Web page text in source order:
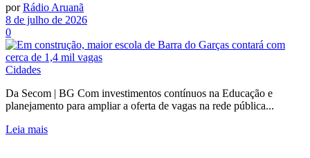
por Rádio Aruanã
8 de julho de 2026
0
Cidades
Da Secom | BG Com investimentos contínuos na Educação e
planejamento para ampliar a oferta de vagas na rede pública...
Leia mais